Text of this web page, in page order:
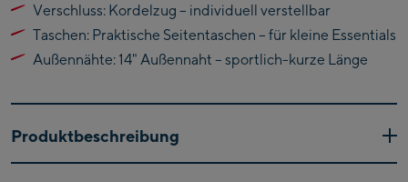
Talstation / Valley
station
Kitzsteinhorn
Alpincenter
station)
Kaprun Outlet
Bike-Servicecenter
Verschluss: Kordelzug – individuell verstellbar
Taschen: Praktische Seitentaschen – für kleine Essentials
Außennähte: 14" Außennaht – sportlich-kurze Länge
Produktbeschreibung